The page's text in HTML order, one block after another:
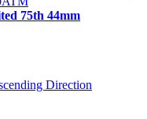
75th 44mm
Direction